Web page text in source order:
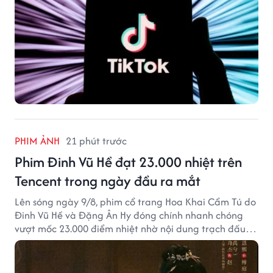
PHIM ẢNH 21 phút trước
Phim Đinh Vũ Hề đạt 23.000 nhiệt trên
Tencent trong ngày đầu ra mắt
Lên sóng ngày 9/8, phim cổ trang Hoa Khai Cẩm Tú do
Đinh Vũ Hề và Đặng Ân Hy đóng chính nhanh chóng
vượt mốc 23.000 điểm nhiệt nhờ nội dung trạch đấu
cuốn hút.